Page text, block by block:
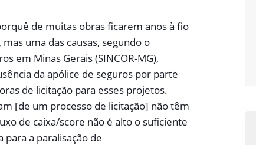
de muitas obras ficarem anos à fio
uma das causas, segundo o
em Minas Gerais (SINCOR-MG),
da apólice de seguros por parte
de licitação para esses projetos.
[de um processo de licitação] não têm
de caixa/score não é alto o suficiente
a paralisação de